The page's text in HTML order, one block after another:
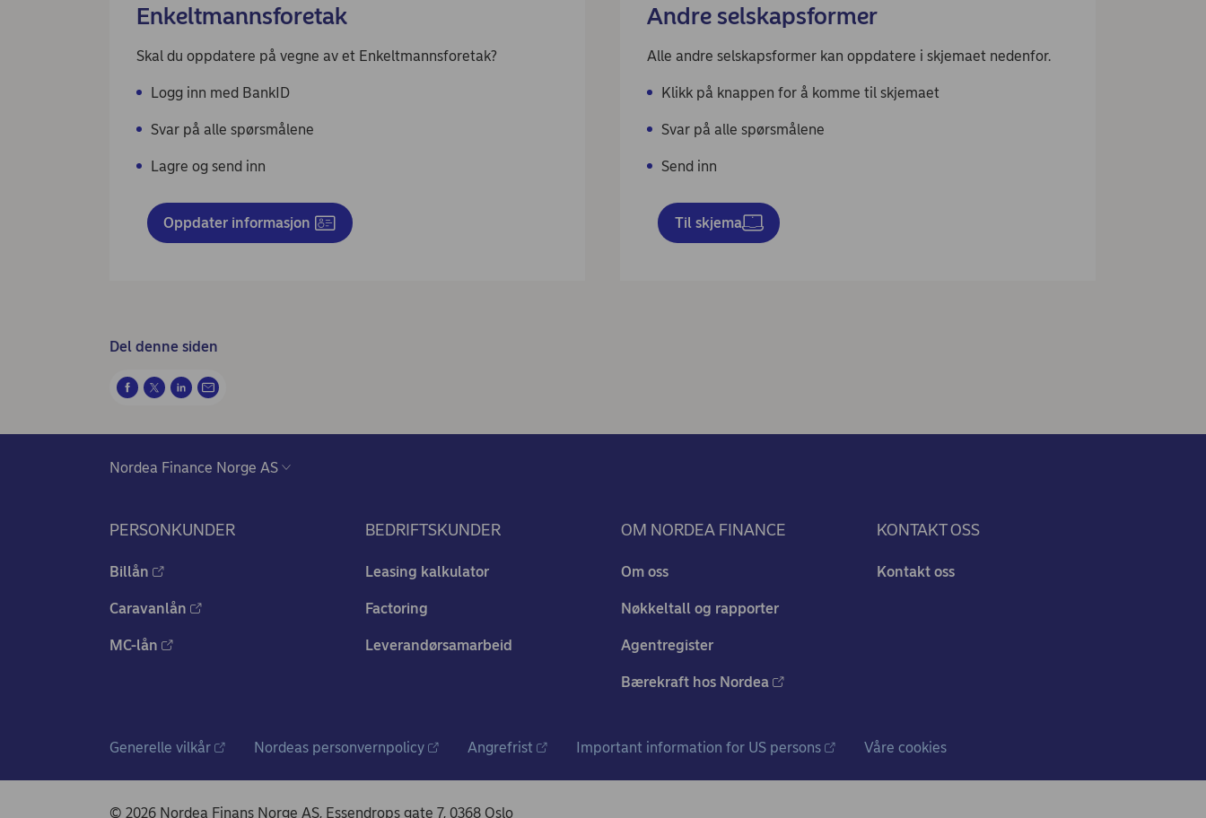
Enkeltmannsforetak
Skal du oppdatere på vegne av et Enkeltmannsforetak?
Logg inn med BankID
Svar på alle spørsmålene
Lagre og send inn
Oppdater informasjon
Andre selskapsformer
Alle andre selskapsformer kan oppdatere i skjemaet nedenfor.
Klikk på knappen for å komme til skjemaet
Svar på alle spørsmålene
Send inn
Til skjema
Del denne siden
PERSONKUNDER
Billån
Caravanlån
MC-lån
BEDRIFTSKUNDER
Leasing kalkulator
Factoring
Leverandørsamarbeid
OM NORDEA FINANCE
Om oss
Nøkkeltall og rapporter
Agentregister
Bærekraft hos Nordea
KONTAKT OSS
Kontakt oss
Generelle vilkår Nordeas personvernpolicy Angrefrist Important information for US persons Våre cookies
© 2026 Nordea Finans Norge AS, Essendrops gate 7, 0368 Oslo